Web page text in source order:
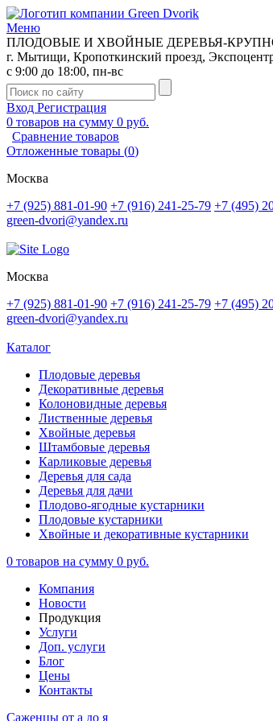
Меню
ПЛОДОВЫЕ И ХВОЙНЫЕ ДЕРЕВЬЯ-
г. Мытищи, Кропоткинский проезд,
с 9:00 до 18:00, пн-вс
Вход Регистрация
0 товаров на сумму 0 руб.
Сравнение товаров
Отложенные товары (0)
Москва
+7 (925) 881-01-90 +7 (916) 241-25-79 +7 (495)
green-dvori@yandex.ru
Москва
+7 (925) 881-01-90 +7 (916) 241-25-79 +7 (495)
green-dvori@yandex.ru
Каталог
Плодовые деревья
Декоративные деревья
Колоновидные деревья
Лиственные деревья
Хвойные деревья
Штамбовые деревья
Карликовые деревья
Деревья для сада
Деревья для дачи
Плодово-ягодные кустарники
Плодовые кустарники
Хвойные и декоративные кустарники
0 товаров на сумму 0 руб.
Компания
Новости
Продукция
Услуги
Доп. услуги
Блог
Цены
Контакты
Саженцы от а до я